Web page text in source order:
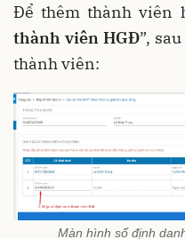
Để thêm thành viên
thành viên HGĐ”,
thành viên:
Màn hình số định